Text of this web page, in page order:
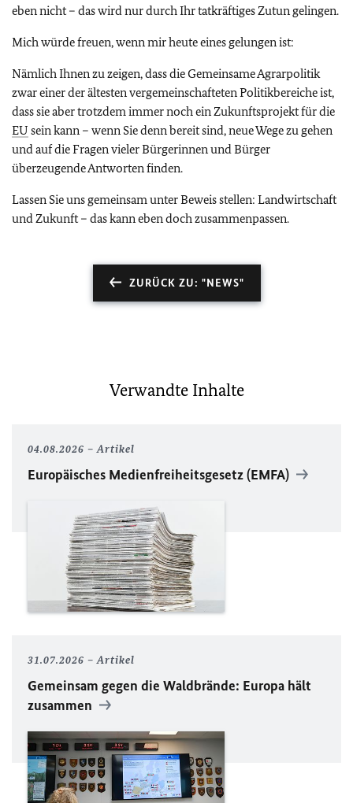
eben nicht – das wird nur durch Ihr tatkräftiges Zutun gelingen.
Mich würde freuen, wenn mir heute eines gelungen ist:
Nämlich Ihnen zu zeigen, dass die Gemeinsame Agrarpolitik
zwar einer der ältesten vergemeinschafteten Politikbereiche ist,
dass sie aber trotzdem immer noch ein Zukunftsprojekt für die
EU sein kann – wenn Sie denn bereit sind, neue Wege zu gehen
und auf die Fragen vieler Bürgerinnen und Bürger
überzeugende Antworten finden.
Lassen Sie uns gemeinsam unter Beweis stellen: Landwirtschaft
und Zukunft – das kann eben doch zusammenpassen.
ZURÜCK ZU: "NEWS"
Verwandte Inhalte
04.08.2026 Artikel
Europäisches Medienfreiheitsgesetz (EMFA)
31.07.2026 Artikel
Gemeinsam gegen die Waldbrände: Europa hält
zusammen